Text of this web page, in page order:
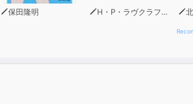
保田隆明 H・P・ラヴクラフト